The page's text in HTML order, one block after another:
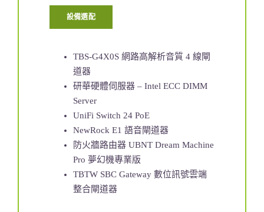
設備選配
TBS-G4X0S 網路高解析音質 4 線閘
道器
研華硬體伺服器 – Intel ECC DIMM
Server
UniFi Switch 24 PoE
NewRock E1 語音閘道器
防火牆路由器 UBNT Dream Machine
Pro 夢幻機專業版
TBTW SBC Gateway 數位訊號雲端
整合閘道器